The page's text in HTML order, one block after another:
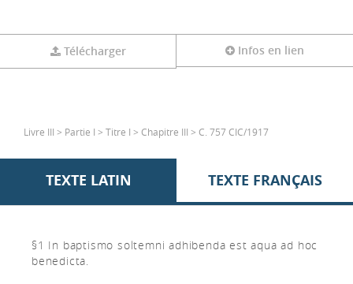
Télécharger Infos en lien
Livre III > Partie I > Titre I > Chapitre III > C. 757 CIC/1917
TEXTE LATIN TEXTE FRANÇAIS
§1 In baptismo soltemni adhibenda est aqua ad hoc
benedicta.